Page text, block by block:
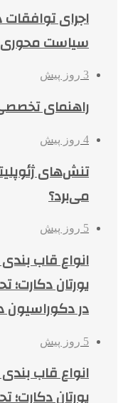
اجرای توافقات
سیاست
3 روز پیش
راهنمای
4 روز پیش
تنش‌های
می‌برد؟
5 روز پیش
انواع قاب
یورتان
در دکوراسیون
5 روز پیش
انواع قاب
یورتان